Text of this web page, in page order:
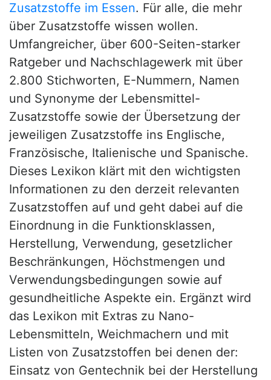
Zusatzstoffe im Essen. Für alle, die mehr
über Zusatzstoffe wissen wollen.
Umfangreicher, über 600-Seiten-starker
Ratgeber und Nachschlagewerk mit über
2.800 Stichworten, E-Nummern, Namen
und Synonyme der Lebensmittel-
Zusatzstoffe sowie der Übersetzung der
jeweiligen Zusatzstoffe ins Englische,
Französische, Italienische und Spanische.
Dieses Lexikon klärt mit den wichtigsten
Informationen zu den derzeit relevanten
Zusatzstoffen auf und geht dabei auf die
Einordnung in die Funktionsklassen,
Herstellung, Verwendung, gesetzlicher
Beschränkungen, Höchstmengen und
Verwendungsbedingungen sowie auf
gesundheitliche Aspekte ein. Ergänzt wird
das Lexikon mit Extras zu Nano-
Lebensmitteln, Weichmachern und mit
Listen von Zusatzstoffen bei denen der:
Einsatz von Gentechnik bei der Herstellung